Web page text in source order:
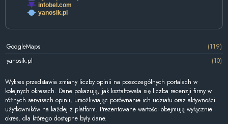
infobel.com
yanosik.pl
GoogleMaps
(119)
yanosik.pl
(10)
Wykres przedstawia zmiany liczby opinii na poszczególnych portalach w
kolejnych okresach. Dane pokazują, jak kształtowała się liczba recenzji firmy w
różnych serwisach opinii, umożliwiając porównanie ich udziału oraz aktywności
użytkowników na każdej z platform. Prezentowane wartości obejmują wyłącznie
okres, dla którego dostępne były dane.